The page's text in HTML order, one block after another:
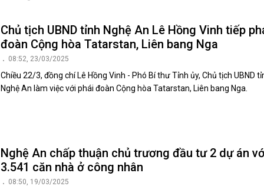
Chủ tịch UBND tỉnh Nghệ An Lê Hồng Vinh tiếp
đoàn Cộng hòa Tatarstan, Liên bang Nga
08:52, 23/03/2025
Chiều 22/3, đồng chí Lê Hồng Vinh - Phó Bí thư Tỉnh ủy, Chủ tịch UBND
Nghệ An làm việc với phái đoàn Cộng hòa Tatarstan, Liên bang Nga.
Nghệ An chấp thuận chủ trương đầu tư 2 dự án
3.541 căn nhà ở công nhân
08:50, 19/03/2025